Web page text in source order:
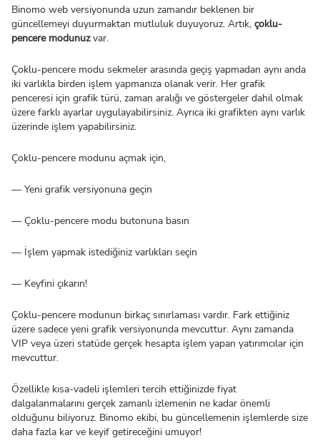
Binomo web versiyonunda uzun zamandır beklenen bir
güncellemeyi duyurmaktan mutluluk duyuyoruz. Artık, çoklu-
pencere modunuzvar.
Çoklu-pencere modu sekmeler arasında geçiş yapmadan aynı anda
iki varlıkla birden işlem yapmanıza olanak verir. Her grafik
penceresi için grafik türü, zaman aralığı ve göstergeler dahil olmak
üzere farklı ayarlar uygulayabilirsiniz. Ayrıca iki grafikten aynı varlık
üzerinde işlem yapabilirsiniz.
Çoklu-pencere modunu açmak için,
— Yeni grafik versiyonuna geçin
— Çoklu-pencere modu butonuna basın
— İşlem yapmak istediğiniz varlıkları seçin
— Keyfini çıkarın!
Çoklu-pencere modunun birkaç sınırlaması vardır. Fark ettiğiniz
üzere sadece yeni grafik versiyonunda mevcuttur. Aynı zamanda
VIP veya üzeri statüde gerçek hesapta işlem yapan yatırımcılar için
mevcuttur.
Özellikle kısa-vadeli işlemleri tercih ettiğinizde fiyat
dalgalanmalarını gerçek zamanlı izlemenin ne kadar önemli
olduğunu biliyoruz. Binomo ekibi, bu güncellemenin işlemlerde size
daha fazla kar ve keyif getireceğini umuyor!